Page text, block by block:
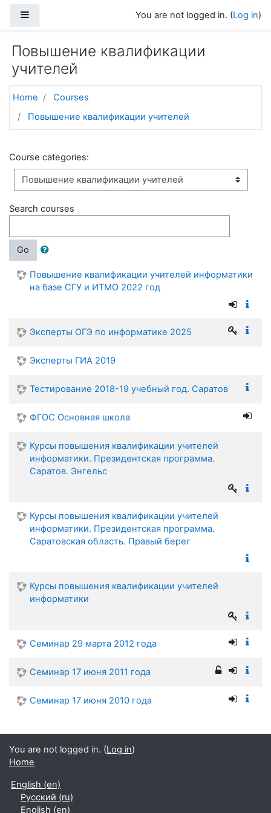
You are not logged in. (Log in)
Повышение квалификации
учителей
Home
Courses
Повышение квалификации учителей
Course categories:
Search courses
Go
Повышение квалификации учителей информатики
на базе СГУ и ИТМО 2022 год
Эксперты ОГЭ по информатике 2025
Эксперты ГИА 2019
Тестирование 2018-19 учебный год. Саратов
ФГОС Основная школа
Курсы повышения квалификации учителей
информатики. Президентская программа.
Саратов. Энгельс
Курсы повышения квалификации учителей
информатики. Президентская программа.
Саратовская область. Правый берег
Курсы повышения квалификации учителей
информатики
Семинар 29 марта 2012 года
Семинар 17 июня 2011 года
Семинар 17 июня 2010 года
You are not logged in. (Log in)
Home
English ‎(en)‎
Русский ‎(ru)‎
English ‎(en)‎